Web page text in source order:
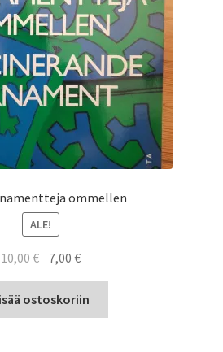
ommellen
ALE!
10,00€ Alkuperäinen
oli:
10,00 €.
7,00€Nykyinen
on:
7,00 €.
ostoskoriin